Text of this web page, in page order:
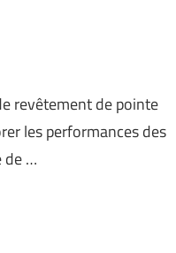
revêtement de pointe
les performances des
de …